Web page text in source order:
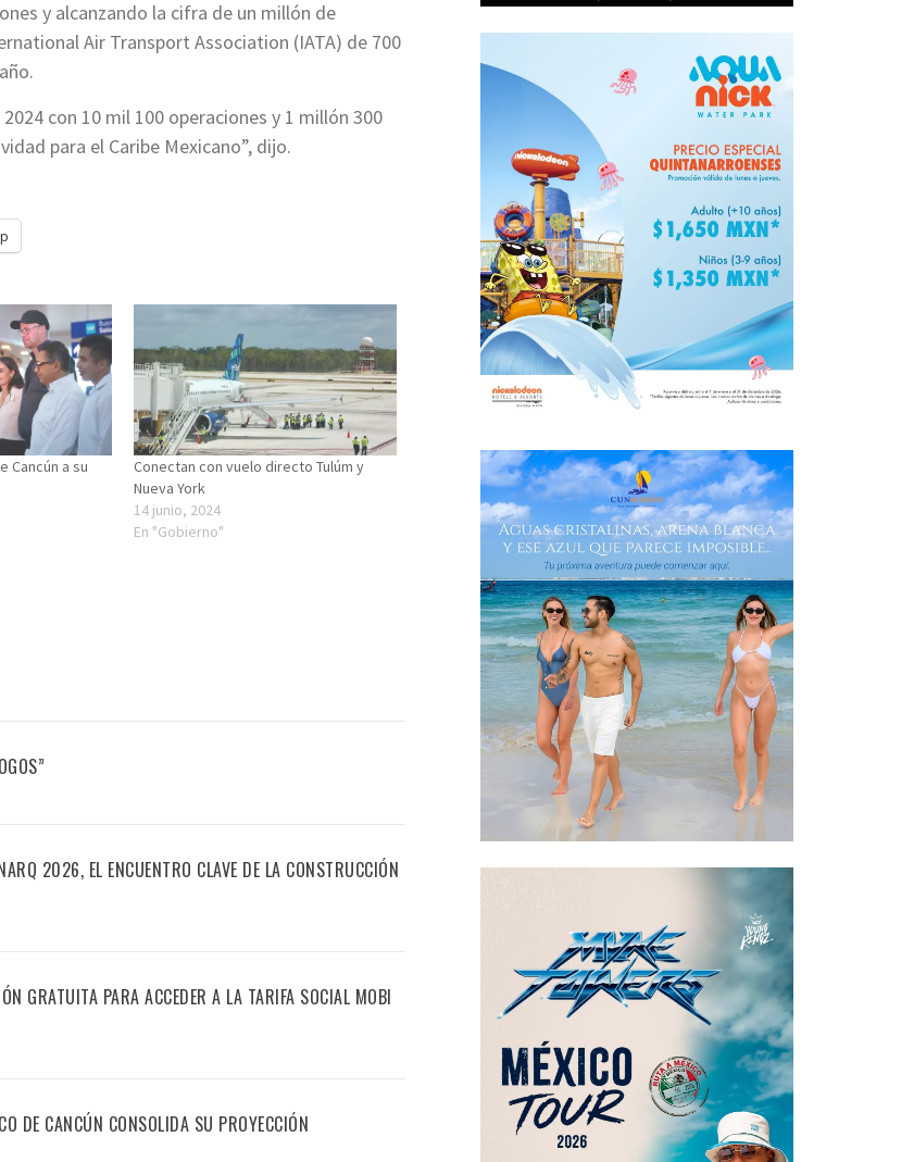
y alcanzando la cifra de un millón de
Air Transport Association (IATA) de 700
con 10 mil 100 operaciones y 1 millón 300
para el Caribe Mexicano”, dijo.
Cancún a su
Conectan con vuelo directo Tulúm y
Nueva York
14 junio, 2024
En "Gobierno"
2026, EL ENCUENTRO CLAVE DE LA CONSTRUCCIÓN
GRATUITA PARA ACCEDER A LA TARIFA SOCIAL MOBI
DE CANCÚN CONSOLIDA SU PROYECCIÓN